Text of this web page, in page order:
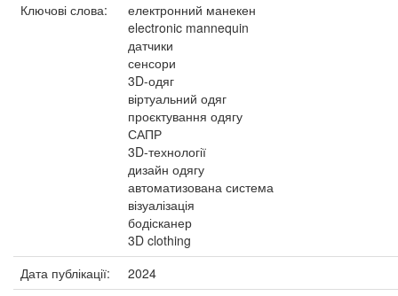
Ключові слова:
електронний манекен
electronic mannequin
датчики
сенсори
3D-одяг
віртуальний одяг
проєктування одягу
САПР
3D-технології
дизайн одягу
автоматизована система
візуалізація
бодісканер
3D clothing
Дата публікації:
2024